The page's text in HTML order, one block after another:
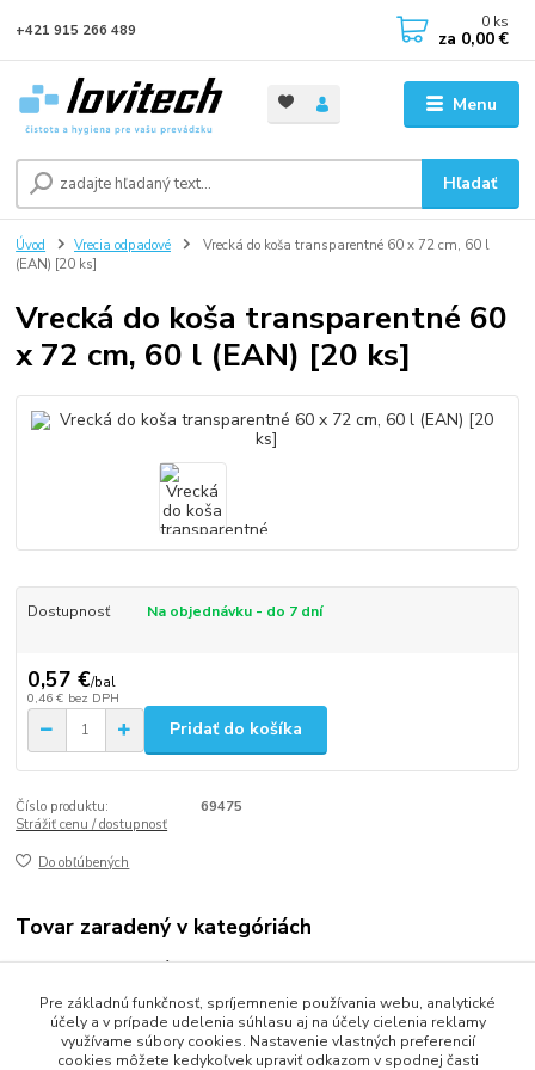
Menu
Hľadať
+421 915 266 489 0 ks
za 0,00 €
Úvod Vrecia odpadové
Vrecká do koša transparentné 60 x 72 cm, 60 l
(EAN) [20 ks]
Vrecká do koša transparentné 60
x 72 cm, 60 l (EAN) [20 ks]
Dostupnosť Na objednávku - do 7 dní
0,57 €/bal
0,46 € bez DPH
Pridať do košíka
Číslo produktu:
69475
Strážiť cenu / dostupnosť
Do obľúbených
Tovar zaradený v kategóriách
Vrecia odpadové
Vrecia 50-70L
Pre základnú funkčnosť, spríjemnenie používania webu, analytické
účely a v prípade udelenia súhlasu aj na účely cielenia reklamy
využívame súbory cookies. Nastavenie vlastných preferencií
cookies môžete kedykoľvek upraviť odkazom v spodnej časti